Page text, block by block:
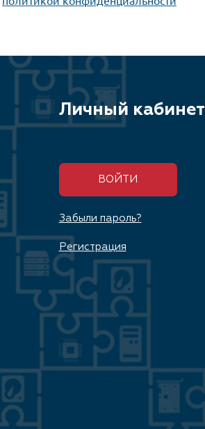
Личный кабинет
ВОЙТИ
Забыли пароль?
Регистрация